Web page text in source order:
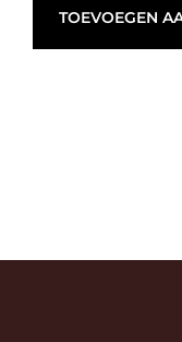
TOEVOEGEN